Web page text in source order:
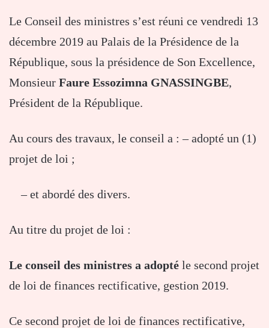
Le Conseil des ministres s’est réuni ce vendredi 13
décembre 2019 au Palais de la Présidence de la
République, sous la présidence de Son Excellence,
Monsieur Faure Essozimna GNASSINGBE,
Président de la République.
Au cours des travaux, le conseil a : – adopté un (1)
projet de loi ;
– et abordé des divers.
Au titre du projet de loi :
Le conseil des ministres a adopté le second projet
de loi de finances rectificative, gestion 2019.
Ce second projet de loi de finances rectificative,